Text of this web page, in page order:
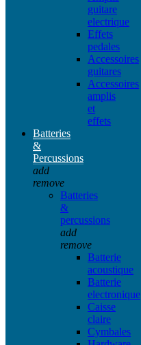
guitare
electrique
Effets
pedales
Accessoires
guitares
Accessoires
amplis
et
effets
Batteries
&
Percussions
add
remove
Batteries
&
percussions
add
remove
Batterie
acoustique
Batterie
electronique
Caisse
claire
Cymbales